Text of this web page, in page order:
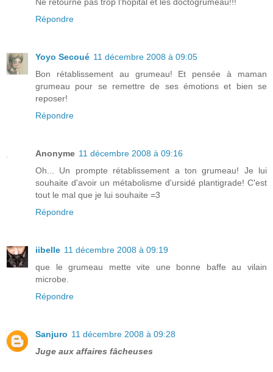
Ne retourne pas trop l'hopital et les doctogrumeau!!!
Répondre
Yoyo Secoué 11 décembre 2008 à 09:05
Bon rétablissement au grumeau! Et pensée à maman
grumeau pour se remettre de ses émotions et bien se
reposer!
Répondre
Anonyme 11 décembre 2008 à 09:16
Oh... Un prompte rétablissement a ton grumeau! Je lui
souhaite d'avoir un métabolisme d'ursidé plantigrade! C'est
tout le mal que je lui souhaite =3
Répondre
iibelle 11 décembre 2008 à 09:19
que le grumeau mette vite une bonne baffe au vilain
microbe.
Répondre
Sanjuro 11 décembre 2008 à 09:28
Juge aux affaires fâcheuses